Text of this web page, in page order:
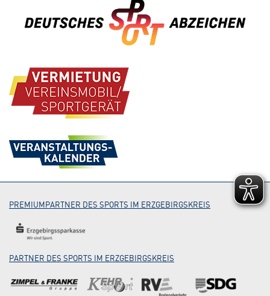
PREMIUMPARTNER DES SPORTS IM ERZGEBIRGSKREIS
PARTNER DES SPORTS IM ERZGEBIRGSKREIS